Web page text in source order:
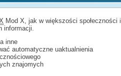
Mod X, jak w większości
informacji.
inne
automatyczne uaktualnienia
znajomych